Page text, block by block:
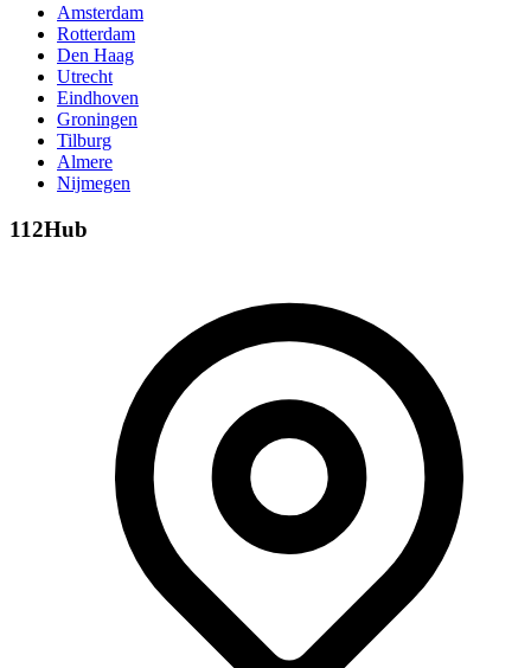
Amsterdam
Rotterdam
Den Haag
Utrecht
Eindhoven
Groningen
Tilburg
Almere
Nijmegen
112Hub